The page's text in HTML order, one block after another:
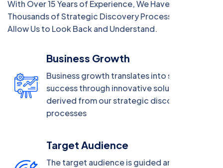
With Over 15 Years of Experience, We Have Created
Thousands of Strategic Discovery Processes That
Allow Us to Look Back and Understand.
Business Growth
Business growth translates into sustainable
success through innovative solutions
derived from our strategic discovery
processes
Target Audience
The target audience is guided and